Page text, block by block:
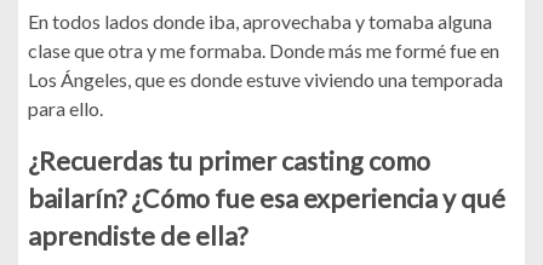
En todos lados donde iba, aprovechaba y tomaba alguna
clase que otra y me formaba. Donde más me formé fue en
Los Ángeles, que es donde estuve viviendo una temporada
para ello.
¿Recuerdas tu primer casting como
bailarín? ¿Cómo fue esa experiencia y qué
aprendiste de ella?